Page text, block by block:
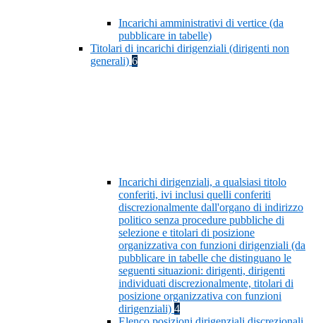
Incarichi amministrativi di vertice (da
pubblicare in tabelle)
Titolari di incarichi dirigenziali (dirigenti non
generali) 6
Incarichi dirigenziali, a qualsiasi titolo
conferiti, ivi inclusi quelli conferiti
discrezionalmente dall'organo di indirizzo
politico senza procedure pubbliche di
selezione e titolari di posizione
organizzativa con funzioni dirigenziali (da
pubblicare in tabelle che distinguano le
seguenti situazioni: dirigenti, dirigenti
individuati discrezionalmente, titolari di
posizione organizzativa con funzioni
dirigenziali) 4